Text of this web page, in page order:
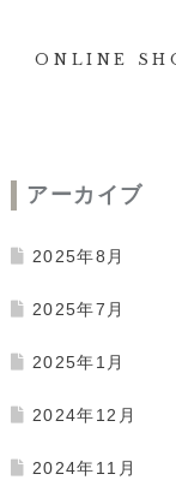
ONLINE
アーカイブ
2025年8月
2025年7月
2025年1月
2024年12月
2024年11月